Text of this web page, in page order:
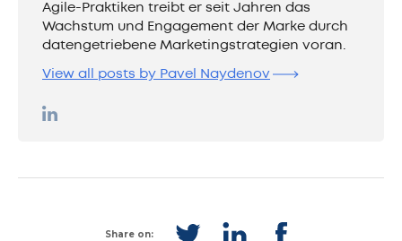
Agile-Praktiken treibt er seit Jahren das
Wachstum und Engagement der Marke durch
datengetriebene Marketingstrategien voran.
View all posts by Pavel Naydenov
Share on: